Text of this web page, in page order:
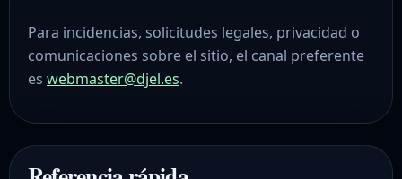
Para incidencias, solicitudes legales, privacidad o
comunicaciones sobre el sitio, el canal preferente
es webmaster@djel.es.